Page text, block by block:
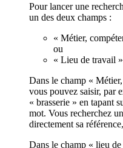
Pour lancer une
un des deux champs :
« Métier,
ou
« Lieu de travail
Dans le champ «
vous pouvez saisir, par
« brasserie » en tapant
mot. Vous recherchez
directement sa
Dans le champ « lieu